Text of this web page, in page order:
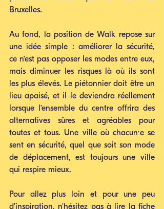
Bruxelles.
Au fond, la position de Walk repose sur
une idée simple : améliorer la sécurité,
ce n’est pas opposer les modes entre eux,
mais diminuer les risques là où ils sont
les plus élevés. Le piétonnier doit être un
lieu apaisé, et il le deviendra réellement
lorsque l’ensemble du centre offrira des
alternatives sûres et agréables pour
toutes et tous. Une ville où chacun·e se
sent en sécurité, quel que soit son mode
de déplacement, est toujours une ville
qui respire mieux.
Pour allez plus loin et pour une peu
d'inspiration, n'hésitez pas à lire la fiche